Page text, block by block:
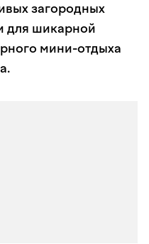
загородных
для шикарной
мини-отдыха